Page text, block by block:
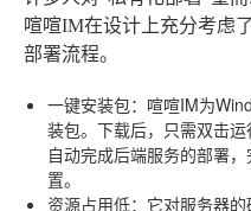
喧喧IM在设计上充分考虑
部署流程。
一键安装包：喧喧IM为
装包。下载后，只需双击
自动完成后端服务的部署
置。
资源占用低：它对服务器